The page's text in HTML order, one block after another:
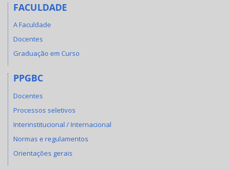
FACULDADE
A Faculdade
Docentes
Graduação em Curso
PPGBC
Docentes
Processos seletivos
Interinstitucional / Internacional
Normas e regulamentos
Orientações gerais